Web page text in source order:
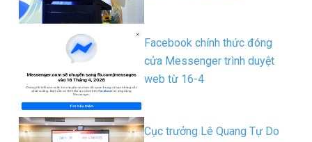
Facebook chính thức đóng
cửa Messenger trình duyệt
web từ 16-4
Cục trưởng Lê Quang Tự Do